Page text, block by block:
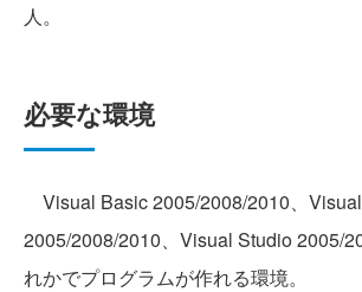
人。
必要な環境
Visual Basic 2005/2008/2010、
2005/2008/2010、Visual Studio 2005/
れかでプログラムが作れる環境。